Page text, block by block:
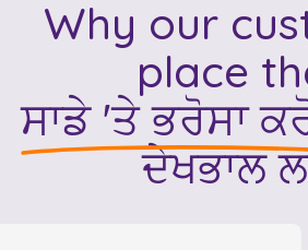
Why our
place
ਸਾਡੇ 'ਤੇ ਭਰੋਸਾ
ਦੇਖਭਾਲ